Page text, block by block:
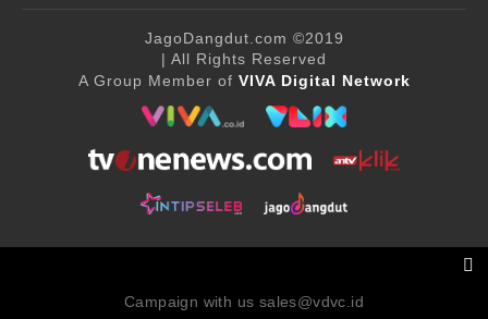
JagoDangdut.com ©2019
| All Rights Reserved
A Group Member of VIVA Digital Network
